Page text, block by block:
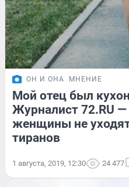
ОН И ОНА МНЕНИЕ
Мой отец был
Журналист 72.RU
женщины не
тиранов
1 августа, 2019, 12:30 24 477